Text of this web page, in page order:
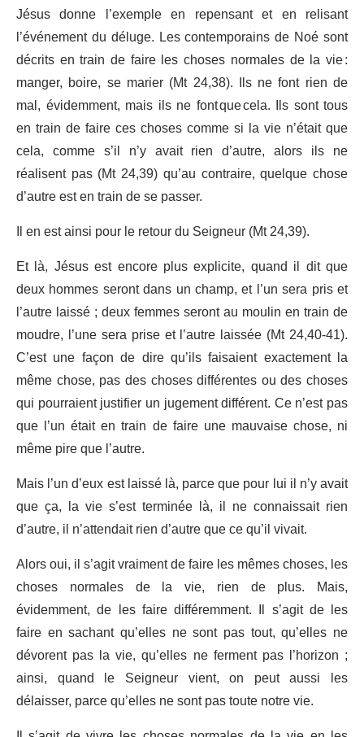
Jésus donne l’exemple en repensant et en relisant
l’événement du déluge. Les contemporains de Noé sont
décrits en train de faire les choses normales de la vie :
manger, boire, se marier (Mt 24,38). Ils ne font rien de
mal, évidemment, mais ils ne font que cela. Ils sont tous
en train de faire ces choses comme si la vie n’était que
cela, comme s’il n’y avait rien d’autre, alors ils ne
réalisent pas (Mt 24,39) qu’au contraire, quelque chose
d’autre est en train de se passer.
Il en est ainsi pour le retour du Seigneur (Mt 24,39).
Et là, Jésus est encore plus explicite, quand il dit que
deux hommes seront dans un champ, et l’un sera pris et
l’autre laissé ; deux femmes seront au moulin en train de
moudre, l’une sera prise et l’autre laissée (Mt 24,40-41).
C’est une façon de dire qu’ils faisaient exactement la
même chose, pas des choses différentes ou des choses
qui pourraient justifier un jugement différent. Ce n’est pas
que l’un était en train de faire une mauvaise chose, ni
même pire que l’autre.
Mais l’un d’eux est laissé là, parce que pour lui il n’y avait
que ça, la vie s’est terminée là, il ne connaissait rien
d’autre, il n’attendait rien d’autre que ce qu’il vivait.
Alors oui, il s’agit vraiment de faire les mêmes choses, les
choses normales de la vie, rien de plus. Mais,
évidemment, de les faire différemment. Il s’agit de les
faire en sachant qu’elles ne sont pas tout, qu’elles ne
dévorent pas la vie, qu’elles ne ferment pas l’horizon ;
ainsi, quand le Seigneur vient, on peut aussi les
délaisser, parce qu’elles ne sont pas toute notre vie.